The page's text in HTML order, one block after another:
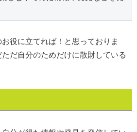
役に立てれば！と思っておりま
だ自分のためだけに散財している